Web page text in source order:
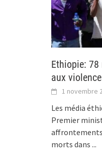
Ethiopie:
aux
1 novembre
Les média
Premier
morts dans ...